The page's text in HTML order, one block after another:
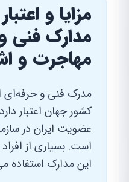
مزایا و
مدارک فنی
مهاجرت و
کشور جهان اعتبار
است. بسیاری از
این مدارک استفاده